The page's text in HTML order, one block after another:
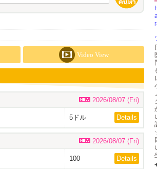
Video View
2026/08/07 (Fri)
5ドル Details
2026/08/07 (Fri)
100 Details